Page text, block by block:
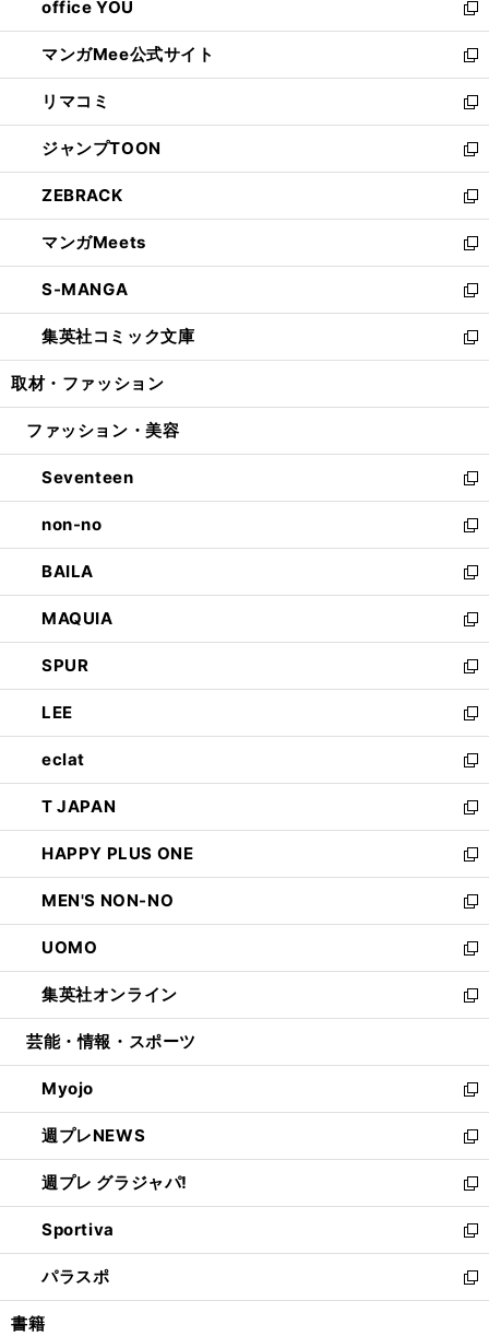
く
で
開
く
ィ
ン
ド
ウ
で
開
く
い
ウ
ィ
ン
ド
ウ
で
開
く
office YOU
新
し
い
ウ
ィ
ン
ド
ウ
で
開
く
マンガMee公式サイト
新
し
い
ウ
ィ
ン
ド
ウ
で
開
く
リマコミ
新
し
い
ウ
ィ
ン
ド
ウ
で
開
く
ジャンプTOON
新
し
い
ウ
ィ
ン
ド
ウ
で
開
ZEBRACK
新
し
い
ウ
ィ
ン
ド
ウ
開
マンガMeets
新
し
い
ウ
ィ
ン
ウ
開
く
S-MANGA
新
し
い
ウ
ン
ウ
で
開
く
集英社コミック文庫
新
し
ウ
ン
ド
ウ
で
開
く
取材・ファッション
ファッション・美容
Seventeen
新
し
い
ウ
ィ
ン
ド
ウ
で
開
く
non-no
新
し
い
ウ
ィ
ン
ド
ウ
で
開
く
BAILA
新
し
い
ウ
ィ
ン
ド
ウ
で
開
く
MAQUIA
新
し
い
ウ
ィ
ン
ド
ウ
で
開
く
SPUR
新
し
い
ウ
ィ
ン
ド
ウ
で
開
く
LEE
新
し
い
ウ
ィ
ン
ド
ウ
で
開
く
eclat
新
し
い
ウ
ィ
ン
ド
ウ
で
開
く
T JAPAN
新
し
い
ウ
ィ
ン
ド
ウ
で
開
HAPPY PLUS ONE
新
し
い
ウ
ィ
ン
ド
ウ
開
く
MEN'S NON-NO
新
し
い
ウ
ィ
ン
ウ
で
開
く
UOMO
新
し
い
ウ
ン
ド
ウ
で
開
く
集英社オンライン
新
し
ウ
ィ
ン
ド
ウ
で
開
く
芸能・情報・スポーツ
Myojo
新
し
い
ウ
ィ
ン
ド
ウ
で
開
週プレNEWS
新
し
い
ウ
ィ
ン
ド
ウ
週プレ グラジャパ!
新
し
い
ウ
ィ
ン
Sportiva
新
し
い
ウ
パラスポ
新
し
書籍